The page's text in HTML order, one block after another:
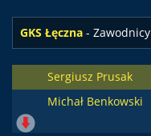
GKS Łęczna - Zawodnicy
Sergiusz Prusak
Michał Benkowski